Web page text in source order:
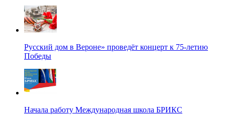
Русский дом в Вероне» проведёт концерт к 75-летию
Победы
Начала работу Международная школа БРИКС